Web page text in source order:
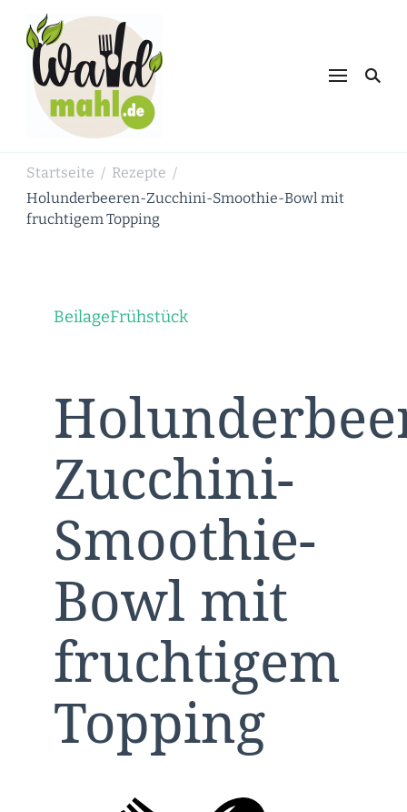
Schnabulieren, was die Natur einem
Startseite / Rezepte /
Holunderbeeren-Zucchini-Smoothie-Bowl mit
fruchtigem Topping
BeilageFrühstück
Zucchini-
Smoothie-
Bowl mit
fruchtigem
Topping